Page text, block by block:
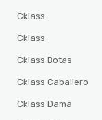
Cklass
Cklass
Cklass Botas
Cklass Caballero
Cklass Dama